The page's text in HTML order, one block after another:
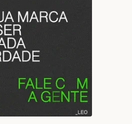
login